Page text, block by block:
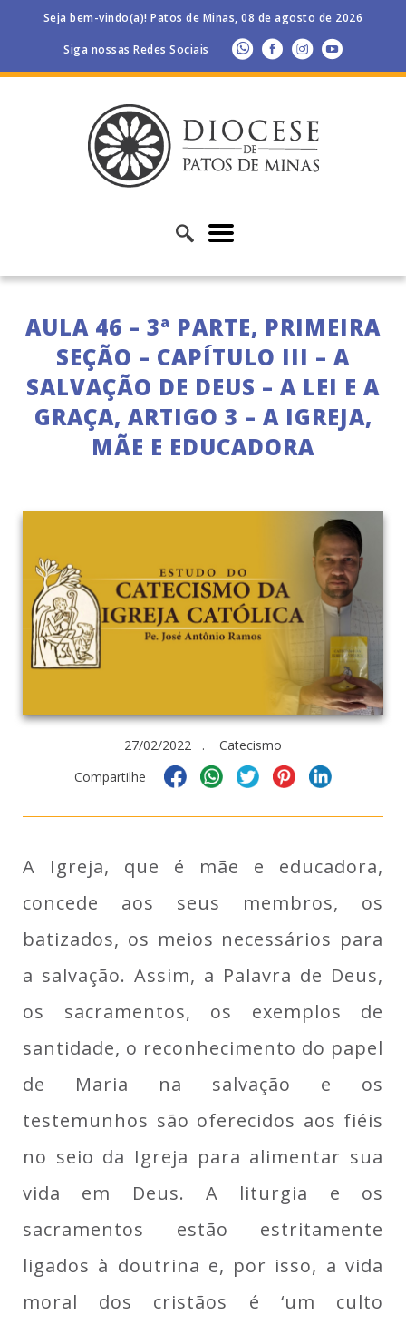
Seja bem-vindo(a)! Patos de Minas, 08 de agosto de 2026
Siga nossas Redes Sociais
AULA 46 – 3ª PARTE, PRIMEIRA
SEÇÃO – CAPÍTULO III – A
SALVAÇÃO DE DEUS – A LEI E A
GRAÇA, ARTIGO 3 – A IGREJA,
MÃE E EDUCADORA
27/02/2022 . Catecismo
Compartilhe
A Igreja, que é mãe e educadora,
concede aos seus membros, os
batizados, os meios necessários para
a salvação. Assim, a Palavra de Deus,
os sacramentos, os exemplos de
santidade, o reconhecimento do papel
de Maria na salvação e os
testemunhos são oferecidos aos fiéis
no seio da Igreja para alimentar sua
vida em Deus. A liturgia e os
sacramentos estão estritamente
ligados à doutrina e, por isso, a vida
moral dos cristãos é ‘um culto